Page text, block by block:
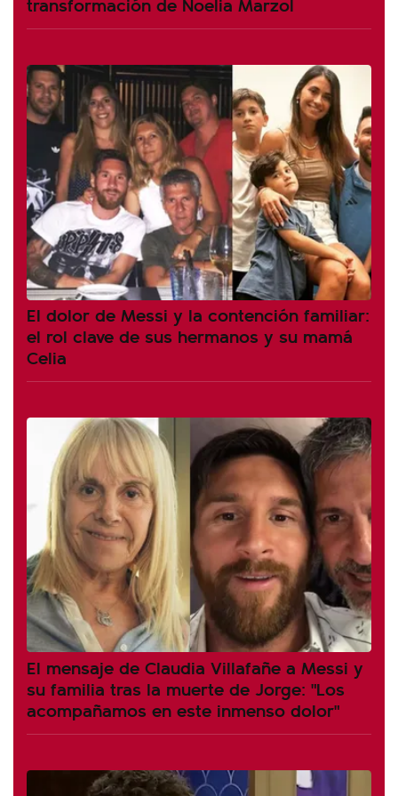
El dolor de Messi y la contención familiar:
el rol clave de sus hermanos y su mamá
Celia
El mensaje de Claudia Villafañe a Messi y
su familia tras la muerte de Jorge: "Los
acompañamos en este inmenso dolor"